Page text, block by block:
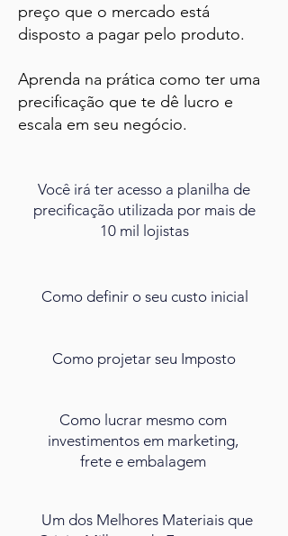
preço que o mercado está
disposto a pagar pelo produto.
Aprenda na prática como ter uma
precificação que te dê lucro e
escala em seu negócio.
Você irá ter acesso a planilha de
precificação utilizada por mais de
10 mil lojistas
Como definir o seu custo inicial
Como projetar seu Imposto
Como lucrar mesmo com
investimentos em marketing,
frete e embalagem
Um dos Melhores Materiais que